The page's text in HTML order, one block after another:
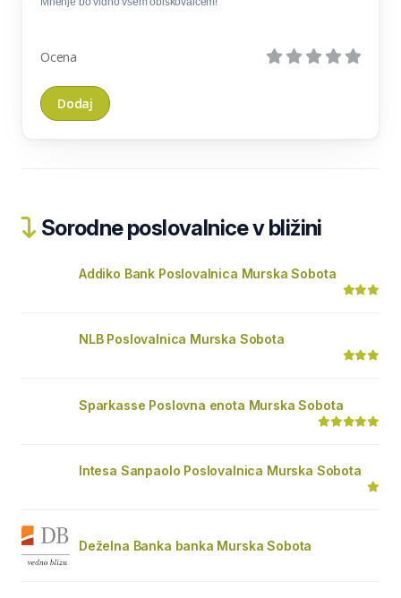
Ocena
Sorodne poslovalnice v bližini
Addiko Bank Poslovalnica Murska Sobota
NLB Poslovalnica Murska Sobota
Sparkasse Poslovna enota Murska Sobota
Intesa Sanpaolo Poslovalnica Murska Sobota
Deželna Banka banka Murska Sobota